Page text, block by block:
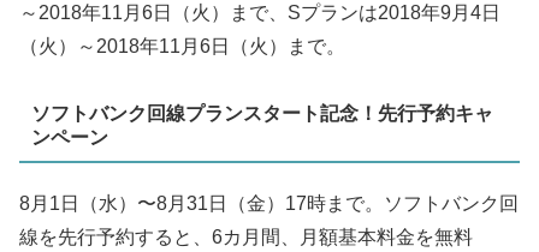
～2018年11月6日（火）まで、Sプランは2018年9月4日
（火）～2018年11月6日（火）まで。
ソフトバンク回線プランスタート記念！先行予約キャ
ンペーン
8月1日（水）〜8月31日（金）17時まで。ソフトバンク回
線を先行予約すると、6カ月間、月額基本料金を無料